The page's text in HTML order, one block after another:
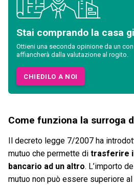
Stai comprando la casa
Ottieni una seconda opinione da un
affiancherà dalla valutazione al rogito.
CHIEDILO A NOI
Come funziona la surroga
Il decreto legge 7/2007 ha
mutuo che permette di trasferire
bancario ad un altro. L’importo
mutuo non può essere superiore